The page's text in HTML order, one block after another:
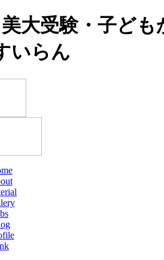
大受験・子ど
いらん